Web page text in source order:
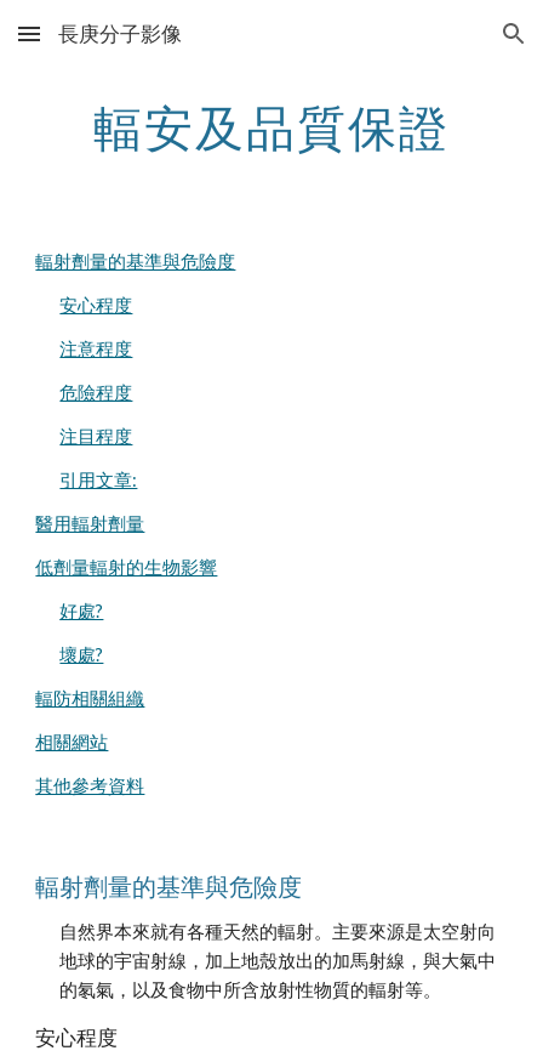
Skip to main content Skip to navigation
長庚分子影像
輻安及品質保證
輻射劑量的基準與危險度
安心程度
注意程度
危險程度
注目程度
引用文章:
醫用輻射劑量
低劑量輻射的生物影響
好處?
壞處?
輻防相關組織
相關網站
其他參考資料
輻射劑量的基準與危險度
自然界本來就有各種天然的輻射。主要來源是太空射向
地球的宇宙射線，加上地殼放出的加馬射線，與大氣中
的氡氣，以及食物中所含放射性物質的輻射等。
安心程度